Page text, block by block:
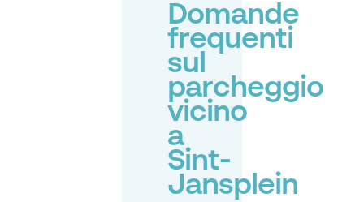
Domande
frequenti
sul
parcheggio
vicino
a
Sint-
Jansplein